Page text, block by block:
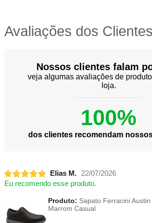
Avaliações dos Clientes
Nossos clientes falam
veja algumas avaliações de
loja.
100%
dos clientes recomendam
Elias M.
22/07/2026
Eu recomendo esse produto.
Produto: Sapato Ferracini
Marrom Casual